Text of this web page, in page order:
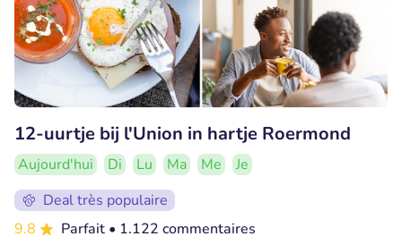
12-uurtje bij l'Union in hartje Roermond
Aujourd'hui Di Lu Ma Me
Je
Deal très populaire
9.8
Parfait • 1.122 commentaires